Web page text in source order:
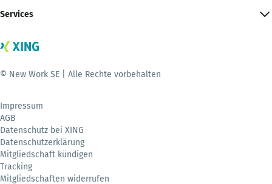
Services
© New Work SE | Alle Rechte vorbehalten
Impressum
AGB
Datenschutz bei XING
Datenschutzerklärung
Mitgliedschaft kündigen
Tracking
Mitgliedschaften widerrufen